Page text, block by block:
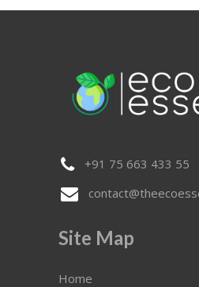
+91 75 663 433 55
Site Map
Home